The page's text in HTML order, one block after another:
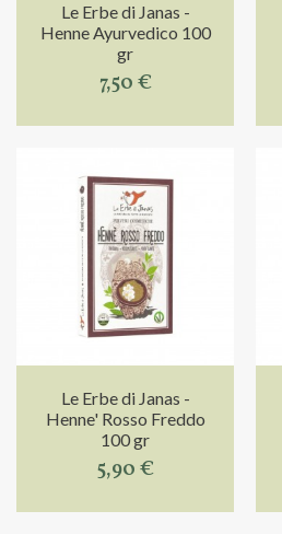
Le Erbe di Janas -
Henne Ayurvedico 100
gr
7,50 €
Le Erbe di Janas -
Henne' Rosso Freddo
100 gr
5,90 €